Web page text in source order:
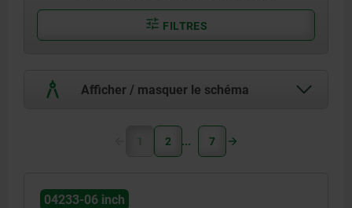
Goujon fileté en acier, classe de
résistance 5.8, ou en inox 1.4305
(correspond à AISI 303).
FILTRES
Afficher / masquer le schéma
1 2 7
04233-06 inch